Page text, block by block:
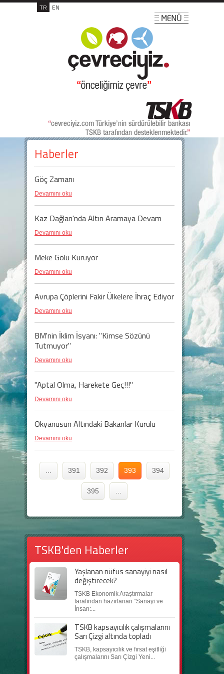
TR EN
Haberler
Göç Zamanı
Devamını oku
Kaz Dağları'nda Altın Aramaya Devam
Devamını oku
Meke Gölü Kuruyor
Devamını oku
Avrupa Çöplerini Fakir Ülkelere İhraç Ediyor
Devamını oku
BM'nin İklim İsyanı: "Kimse Sözünü
Tutmuyor"
Devamını oku
"Aptal Olma, Harekete Geç!!!"
Devamını oku
Okyanusun Altındaki Bakanlar Kurulu
Devamını oku
391 392 393 394
395
TSKB'den Haberler
Yaşlanan nüfus sanayiyi nasıl
değiştirecek?
TSKB Ekonomik Araştırmalar
tarafından hazırlanan “Sanayi ve
İnsan:...
TSKB kapsayıcılık çalışmalarını
Sarı Çizgi altında topladı
TSKB, kapsayıcılık ve fırsat eşitliği
çalışmalarını Sarı Çizgi Yeni...